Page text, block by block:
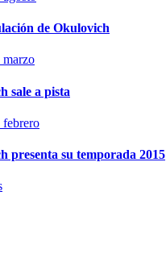
de Okulovich
marzo
sale a pista
febrero
presenta su temporada 2015